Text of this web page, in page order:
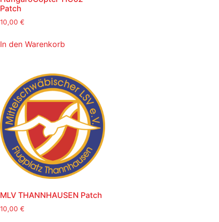
Patch
10,00 €
In den Warenkorb
MLV THANNHAUSEN Patch
10,00 €